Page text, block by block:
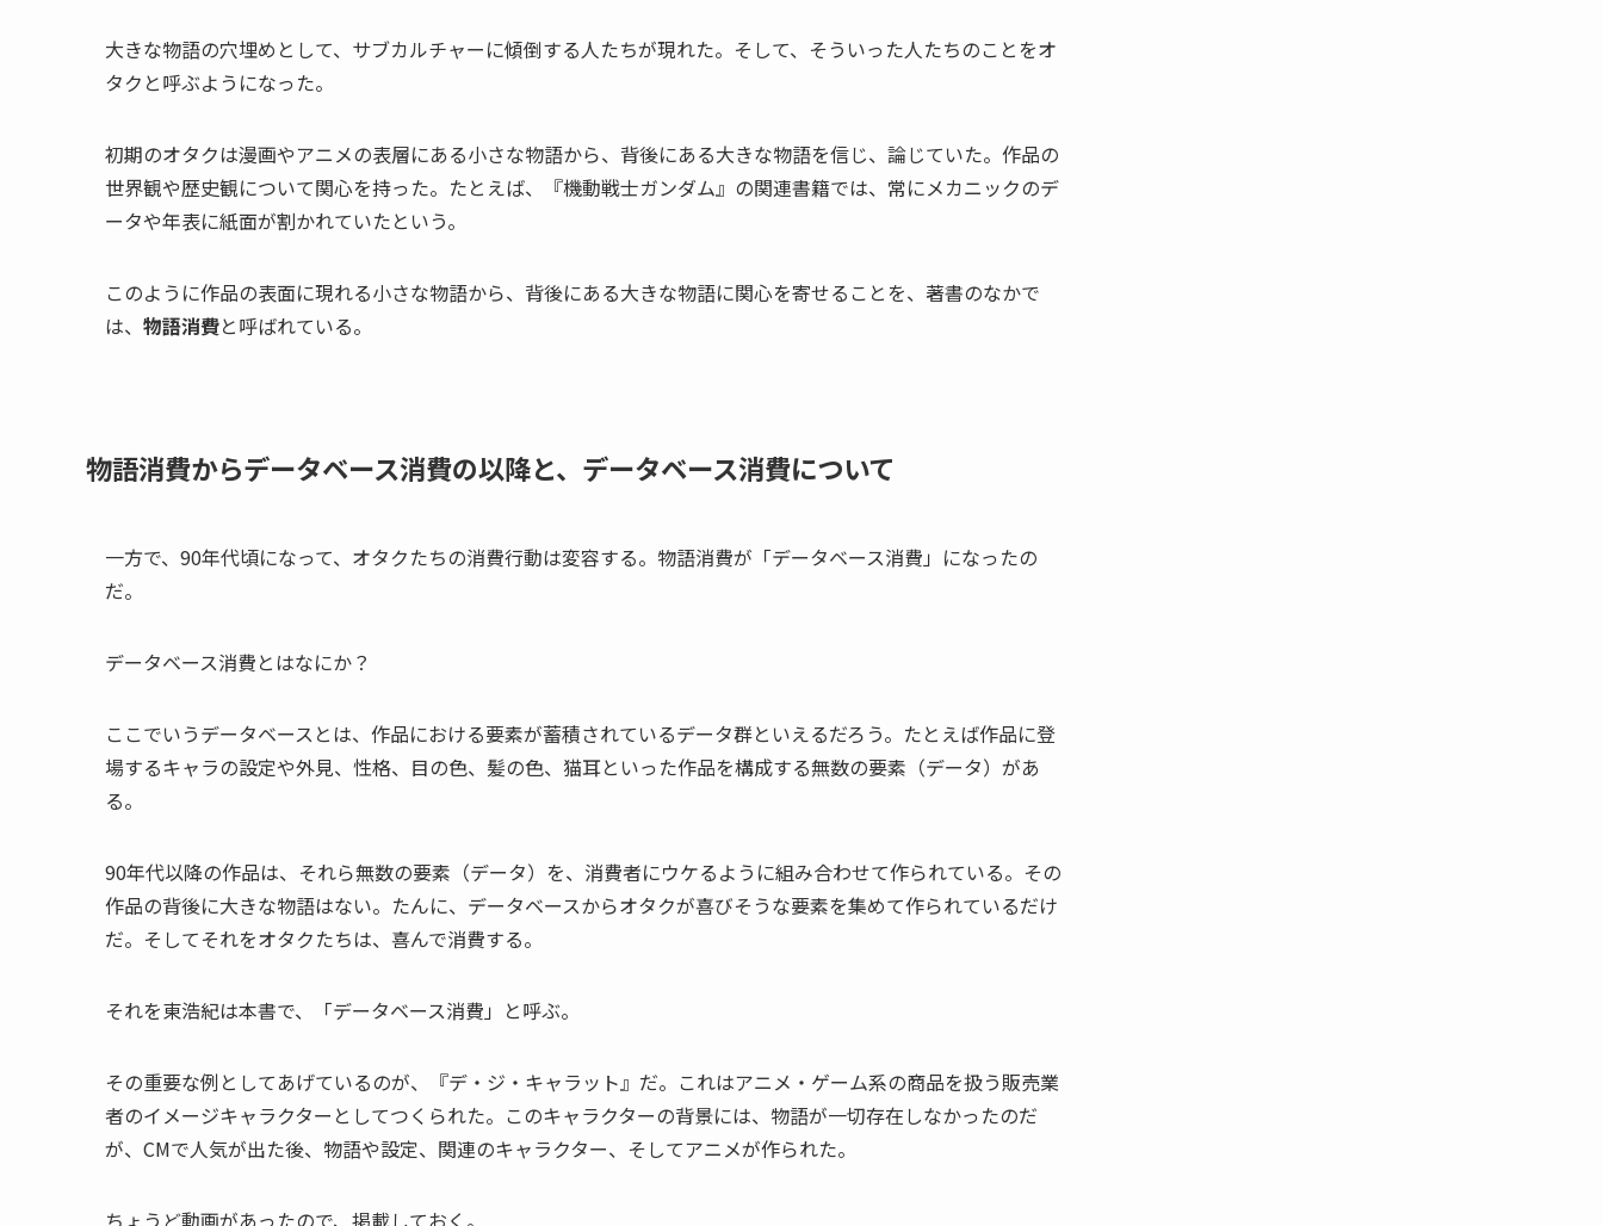
大きな物語の穴埋めとして、サブカルチャーに傾倒する人たちが現れた。そして、そういった人たちのことをオ
タクと呼ぶようになった。
初期のオタクは漫画やアニメの表層にある小さな物語から、背後にある大きな物語を信じ、論じていた。作品の
世界観や歴史観について関心を持った。たとえば、『機動戦士ガンダム』の関連書籍では、常にメカニックのデ
ータや年表に紙面が割かれていたという。
このように作品の表面に現れる小さな物語から、背後にある大きな物語に関心を寄せることを、著書のなかで
は、 物語消費と呼ばれている。
物語消費からデータベース消費の以降と、データベース消費について
一方で、90年代頃になって、オタクたちの消費行動は変容する。物語消費が「データベース消費」になったの
だ。
データベース消費とはなにか？
ここでいうデータベースとは、作品における要素が蓄積されているデータ群といえるだろう。たとえば作品に登
場するキャラの設定や外見、性格、目の色、髪の色、猫耳といった作品を構成する無数の要素（データ）があ
る。
90年代以降の作品は、それら無数の要素（データ）を、消費者にウケるように組み合わせて作られている。その
作品の背後に大きな物語はない。たんに、データベースからオタクが喜びそうな要素を集めて作られているだけ
だ。そしてそれをオタクたちは、喜んで消費する。
それを東浩紀は本書で、「データベース消費」と呼ぶ。
その重要な例としてあげているのが、『デ・ジ・キャラット』だ。これはアニメ・ゲーム系の商品を扱う販売業
者のイメージキャラクターとしてつくられた。このキャラクターの背景には、物語が一切存在しなかったのだ
が、CMで人気が出た後、物語や設定、関連のキャラクター、そしてアニメが作られた。
ちょうど動画があったので、掲載しておく。